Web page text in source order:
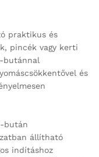
praktikus és
pincék vagy kerti
butánnal
és
bután
állítható
indításhoz